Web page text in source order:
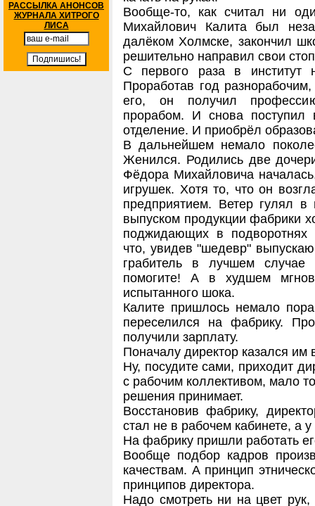
РАССЫЛКА АНОНСОВ
ЖУРНАЛА ХИТРОГО
ЛИСА
Вообще-то, как считал ни
Михайлович Калита был
далёком Холмске, закончил
решительно направил свои
С первого раза в институт
Проработав год
его, он получил
прорабом. И снова поступил
отделение. И приобрёл
В дальнейшем немало
Женился. Родились две
Фёдора Михайловича
игрушек. Хотя то, что он
предприятием. Ветер гулял
выпуском продукции фабрики
поджидающих в подворотнях
что, увидев "шедевр"
грабитель в лучшем
помогите! А в худшем
испытанного шока.
Калите пришлось немало
переселился на фабрику.
получили зарплату.
Поначалу директор казался
Ну, посудите сами, приходит
с рабочим коллективом, мало
решения принимает.
Восстановив фабрику,
стал не в рабочем кабинете, а
На фабрику пришли работать
Вообще подбор кадров
качествам. А принцип
принципов директора.
Надо смотреть ни на цвет